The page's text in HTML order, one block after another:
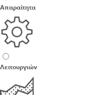
Απαραίτητα
Λειτουργιών